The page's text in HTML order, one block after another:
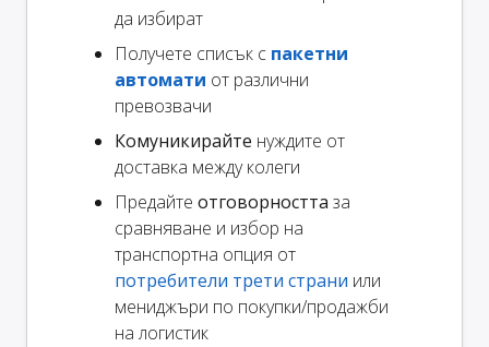
да избират
Получете списък с пакетни
автомати от различни
превозвачи
Комуникирайте нуждите от
доставка между колеги
Предайте отговорността за
сравняване и избор на
транспортна опция от
потребители трети страни или
мениджъри по покупки/продажби
на логистик